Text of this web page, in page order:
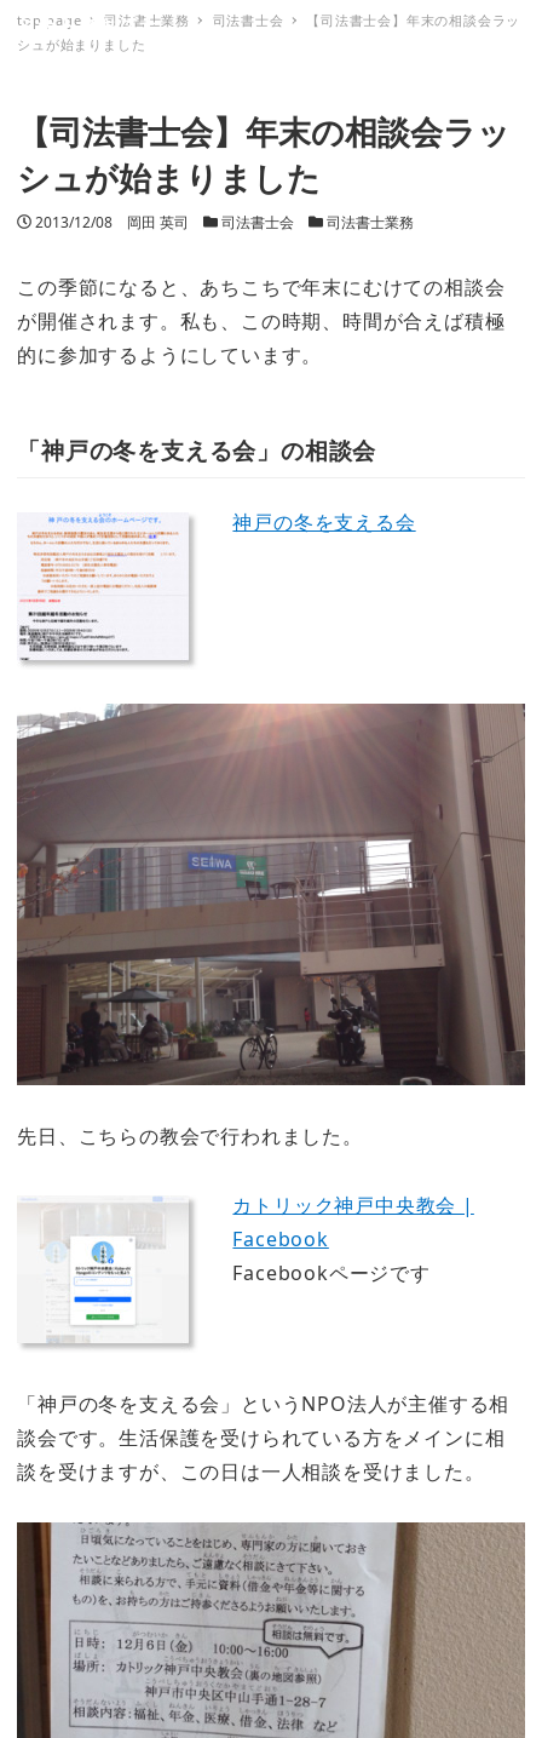
ミナトノキズナ
top page 司法書士業務 司法書士会
【司法書士会】年末の相談会ラッ
シュが始まりました
【司法書士会】年末の相談会ラッ
シュが始まりました
投稿日
2013/12/08 著者
岡田 英司 カテゴリー
司法書士会 カテゴリー
司法書士業務
この季節になると、あちこちで年末にむけての相談会
が開催されます。私も、この時期、時間が合えば積極
的に参加するようにしています。
「神戸の冬を支える会」の相談会
神戸の冬を支える会
先日、こちらの教会で行われました。
カトリック神戸中央教会 |
Facebook
Facebookページです
「神戸の冬を支える会」というNPO法人が主催する相
談会です。生活保護を受けられている方をメインに相
談を受けますが、この日は一人相談を受けました。